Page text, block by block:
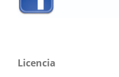
Licencia